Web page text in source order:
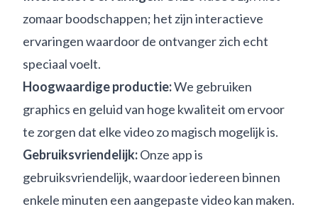
zomaar boodschappen; het zijn interactieve
ervaringen waardoor de ontvanger zich echt
speciaal voelt.
Hoogwaardige productie:We gebruiken
graphics en geluid van hoge kwaliteit om ervoor
te zorgen dat elke video zo magisch mogelijk is.
Gebruiksvriendelijk:Onze app is
gebruiksvriendelijk, waardoor iedereen binnen
enkele minuten een aangepaste video kan maken.